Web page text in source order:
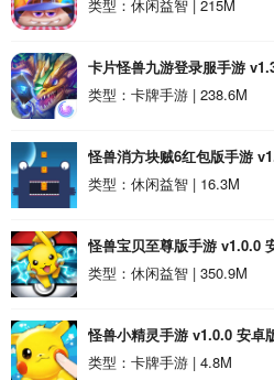
下载
类型：休闲益智 | 215M
卡片怪兽九游登录服手游
下载
类型：卡牌手游 | 238.6M
怪兽消方块贼6红包版手游
下载
类型：休闲益智 | 16.3M
怪兽宝贝至尊版手游 v1.0.0
类型：休闲益智 | 350.9M
怪兽小精灵手游 v1.0.0 安卓
类型：卡牌手游 | 4.8M